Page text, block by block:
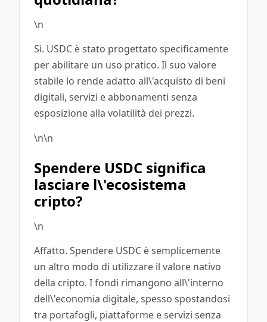
\n
Sì. USDC è stato progettato specificamente
per abilitare un uso pratico. Il suo valore
stabile lo rende adatto all\'acquisto di beni
digitali, servizi e abbonamenti senza
esposizione alla volatilità dei prezzi.
\n\n
Spendere USDC significa
lasciare l\'ecosistema
cripto?
\n
Affatto. Spendere USDC è semplicemente
un altro modo di utilizzare il valore nativo
della cripto. I fondi rimangono all\'interno
dell\'economia digitale, spesso spostandosi
tra portafogli, piattaforme e servizi senza